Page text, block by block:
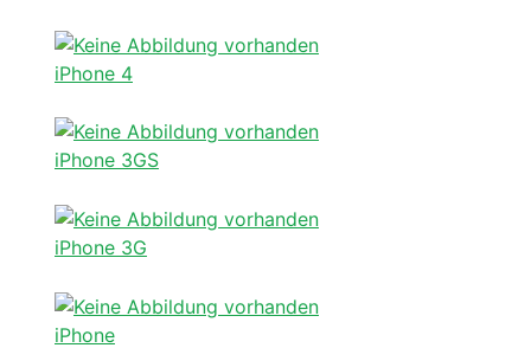
iPhone 4
iPhone 3GS
iPhone 3G
iPhone